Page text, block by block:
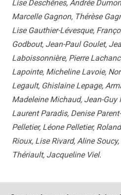
Pelletier, Léone Pelletier,
Rioux, Lise Rivard, Aline
Thériault, Jacqueline Viel.
Centre de services scolaire
du-Loup
Notre centre de services
éducatifs à plus de 7 000
couvre 32 villes et
employés dont plus de 90 %
Point de service de Rivière-